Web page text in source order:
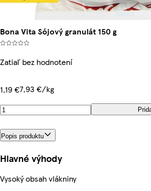
Bona Vita Sójový granulát 150 g
Zatiaľ bez hodnotení
1,19 €7,93 €/kg
Popis produktu
Hlavné výhody
Vysoký obsah vlákniny